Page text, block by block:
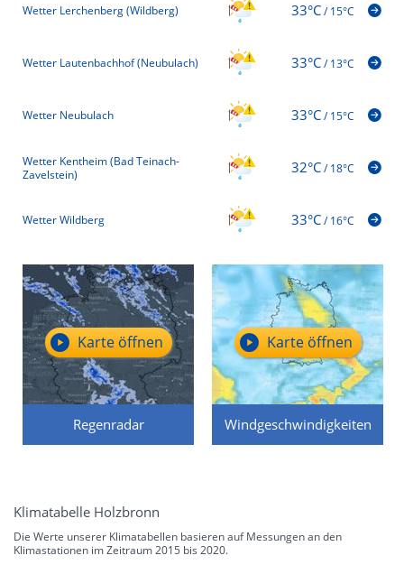
Wetter Lerchenberg (Wildberg) 33°C/15°C
Wetter Lautenbachhof (Neubulach) 33°C/13°C
Wetter Neubulach 33°C/15°C
Wetter Kentheim (Bad Teinach-
Zavelstein)
32°C/18°C
Wetter Wildberg 33°C/16°C
Regenradar
Karte öffnen
Windgeschwindigkeiten
Karte öffnen
Klimatabelle Holzbronn
Die Werte unserer Klimatabellen basieren auf Messungen an den
Klimastationen im Zeitraum 2015 bis 2020.